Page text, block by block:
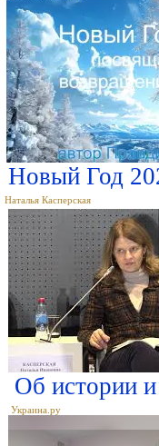
Новый Год
Наталья Касперская
Об истории
Украина.ру